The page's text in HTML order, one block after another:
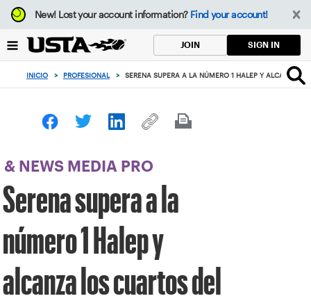
Enfoque
desde
botón
volver
principio
New!Lost your account information? Find your account!
JOIN SIGN IN
INICIO > PROFESIONAL > SERENA SUPERA A LA NÚMERO 1 HALEP Y ALCANZA
& NEWS MEDIA PRO
Serena supera a la
número 1 Halep y
alcanza los cuartos del